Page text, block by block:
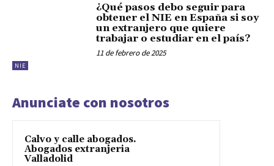
NIE
¿Qué pasos debo seguir para
obtener el NIE en España si soy
un extranjero que quiere
trabajar o estudiar en el país?
11 de febrero de 2025
Anunciate con nosotros
Calvo y calle abogados.
Abogados extranjeria
Valladolid